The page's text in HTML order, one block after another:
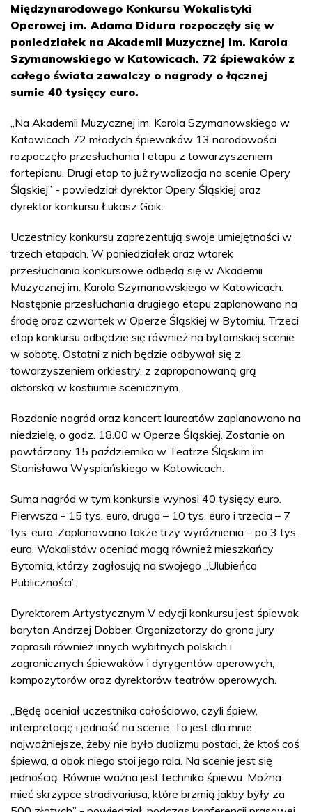
Międzynarodowego Konkursu Wokalistyki
Operowej im. Adama Didura rozpoczęły się w
poniedziałek na Akademii Muzycznej im. Karola
Szymanowskiego w Katowicach. 72 śpiewaków z
całego świata zawalczy o nagrody o łącznej
sumie 40 tysięcy euro.
„Na Akademii Muzycznej im. Karola Szymanowskiego w
Katowicach 72 młodych śpiewaków 13 narodowości
rozpoczęło przesłuchania I etapu z towarzyszeniem
fortepianu. Drugi etap to już rywalizacja na scenie Opery
Śląskiej” - powiedział dyrektor Opery Śląskiej oraz
dyrektor konkursu Łukasz Goik.
Uczestnicy konkursu zaprezentują swoje umiejętności w
trzech etapach. W poniedziałek oraz wtorek
przesłuchania konkursowe odbędą się w Akademii
Muzycznej im. Karola Szymanowskiego w Katowicach.
Następnie przesłuchania drugiego etapu zaplanowano na
środę oraz czwartek w Operze Śląskiej w Bytomiu. Trzeci
etap konkursu odbędzie się również na bytomskiej scenie
w sobotę. Ostatni z nich będzie odbywał się z
towarzyszeniem orkiestry, z zaproponowaną grą
aktorską w kostiumie scenicznym.
Rozdanie nagród oraz koncert laureatów zaplanowano na
niedzielę, o godz. 18.00 w Operze Śląskiej. Zostanie on
powtórzony 15 października w Teatrze Śląskim im.
Stanisława Wyspiańskiego w Katowicach.
Suma nagród w tym konkursie wynosi 40 tysięcy euro.
Pierwsza - 15 tys. euro, druga – 10 tys. euro i trzecia – 7
tys. euro. Zaplanowano także trzy wyróżnienia – po 3 tys.
euro. Wokalistów oceniać mogą również mieszkańcy
Bytomia, którzy zagłosują na swojego „Ulubieńca
Publiczności”.
Dyrektorem Artystycznym V edycji konkursu jest śpiewak
baryton Andrzej Dobber. Organizatorzy do grona jury
zaprosili również innych wybitnych polskich i
zagranicznych śpiewaków i dyrygentów operowych,
kompozytorów oraz dyrektorów teatrów operowych.
„Będę oceniał uczestnika całościowo, czyli śpiew,
interpretację i jedność na scenie. To jest dla mnie
najważniejsze, żeby nie było dualizmu postaci, że ktoś coś
śpiewa, a obok niego stoi jego rola. Na scenie jest się
jednością. Równie ważna jest technika śpiewu. Można
mieć skrzypce stradivariusa, które brzmią jakby były za